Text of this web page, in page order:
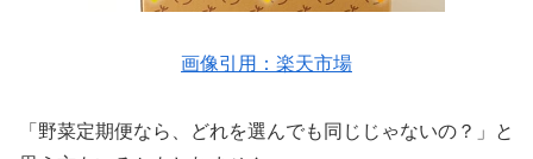
画像引用：楽天市場
「野菜定期便なら、どれを選んでも同じじゃないの？」と